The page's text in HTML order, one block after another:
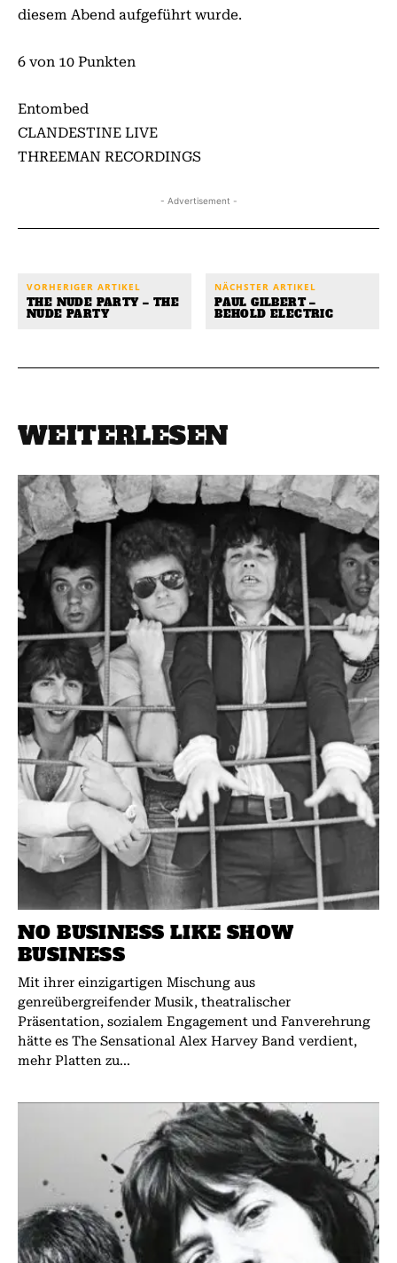
diesem Abend aufgeführt wurde.
6 von 10 Punkten
Entombed
CLANDESTINE LIVE
THREEMAN RECORDINGS
- Advertisement -
VORHERIGER ARTIKEL
THE NUDE PARTY – THE
NUDE PARTY
NÄCHSTER ARTIKEL
PAUL GILBERT –
BEHOLD ELECTRIC
WEITERLESEN
NO BUSINESS LIKE SHOW
BUSINESS
Mit ihrer einzigartigen Mischung aus
genreübergreifender Musik, theatralischer
Präsentation, sozialem Engagement und Fanverehrung
hätte es The Sensational Alex Harvey Band verdient,
mehr Platten zu...